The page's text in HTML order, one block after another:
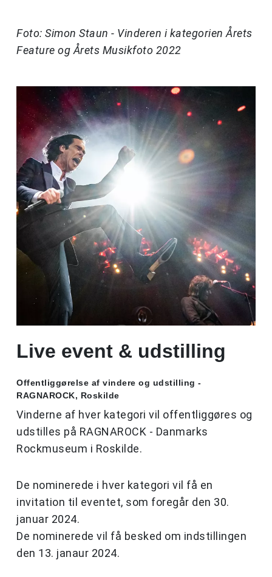
Foto: Simon Staun - Vinderen i kategorien Årets
Feature og Årets Musikfoto 2022
Live event & udstilling
Offentliggørelse af vindere og udstilling -
RAGNAROCK, Roskilde
Vinderne af hver kategori vil offentliggøres og
udstilles på RAGNAROCK - Danmarks
Rockmuseum i Roskilde.
De nominerede i hver kategori vil få en
invitation til eventet, som foregår den 30.
januar 2024.
De nominerede vil få besked om indstillingen
den 13. janaur 2024.